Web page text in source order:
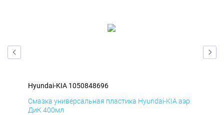
Hyundai-KIA 1050848696
Смазка универсальная пластика Hyundai-KIA аэр
ДиК 400мл